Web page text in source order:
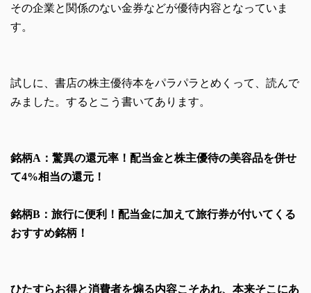
その企業と関係のない金券などが優待内容となっていま
す。
試しに、書店の株主優待本をパラパラとめくって、読んで
みました。するとこう書いてあります。
銘柄A：驚異の還元率！配当金と株主優待の美容品を併せ
て4%相当の還元！
銘柄B：旅行に便利！配当金に加えて旅行券が付いてくる
おすすめ銘柄！
ひたすらお得と消費者を煽る内容こそあれ、本来そこにあ